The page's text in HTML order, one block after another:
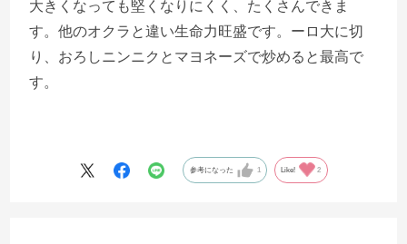
大きくなっても堅くなりにくく、たくさんできま
す。他のオクラと違い生命力旺盛です。ーロ大に切
り、おろしニンニクとマヨネーズで炒めると最高で
す。
参考になった 1 Like! 2